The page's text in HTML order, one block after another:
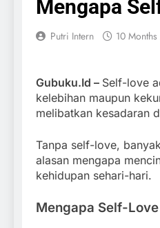
Mengapa
Putri Intern 10
Gubuku.Id – Self-love
kelebihan maupun
melibatkan kesadaran
Tanpa self-love,
alasan mengapa
kehidupan sehari-hari.
Mengapa Self-